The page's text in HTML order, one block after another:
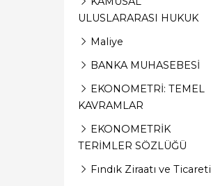
ULUSLARARASI HUKUK
Maliye
BANKA MUHASEBESİ
EKONOMETRİ: TEMEL
KAVRAMLAR
EKONOMETRİK
TERİMLER SÖZLÜĞÜ
Fındık Ziraatı ve Ticareti